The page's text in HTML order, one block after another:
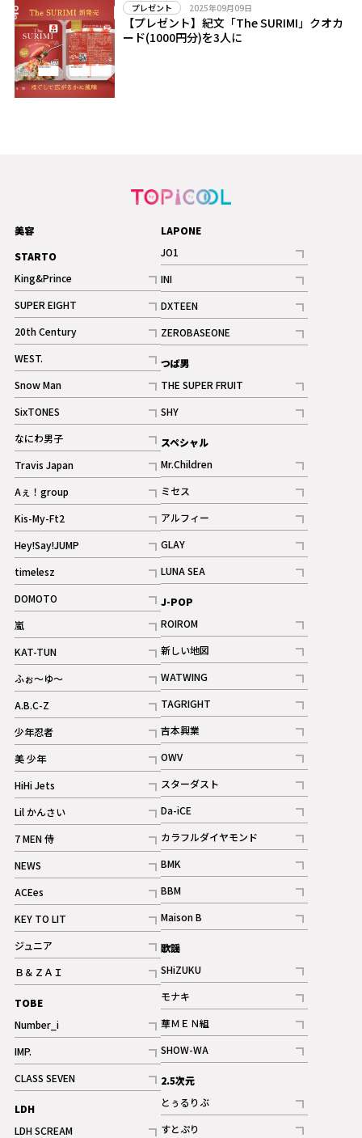
プレゼント 2025年09月09日
【プレゼント】紀文「The SURIMI」クオカ
ード(1000円分)を3人に
美容
STARTO
King&Prince
記事
SUPER EIGHT
記事
20th Century
記事
WEST.
記事
Snow Man
記事
ギャラリー
SixTONES
記事
ギャラリー
なにわ男子
記事
Travis Japan
記事
Aぇ！group
記事
Kis-My-Ft2
記事
ギャラリー
Hey!Say!JUMP
記事
timelesz
記事
DOMOTO
記事
嵐
記事
KAT-TUN
記事
ふぉ～ゆ～
記事
A.B.C-Z
記事
ギャラリー
少年忍者
記事
美 少年
記事
HiHi Jets
記事
Lil かんさい
記事
7 MEN 侍
記事
NEWS
記事
ACEes
記事
KEY TO LIT
記事
ジュニア
記事
Ｂ＆ＺＡＩ
記事
TOBE
Number_i
記事
IMP.
記事
CLASS SEVEN
記事
LDH
LDH SCREAM
LAPONE
JO1
記事
INI
記事
ギャラリー
DXTEEN
記事
ギャラリー
ZEROBASEONE
記事
つば男
THE SUPER FRUIT
記事
SHY
記事
スペシャル
Mr.Children
記事
ミセス
記事
アルフィー
記事
GLAY
記事
LUNA SEA
記事
J-POP
ROIROM
記事
新しい地図
記事
WATWING
記事
TAGRIGHT
記事
吉本興業
記事
OWV
記事
ギャラリー
スターダスト
記事
Da-iCE
記事
カラフルダイヤモンド
記事
BMK
記事
BBM
記事
ギャラリー
Maison B
記事
歌謡
SHiZUKU
記事
モナキ
記事
華ＭＥＮ組
記事
SHOW-WA
記事
2.5次元
とぅるりぶ
記事
すとぷり